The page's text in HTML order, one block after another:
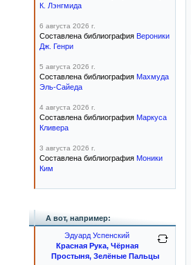
К. Лэнгмида
6 августа 2026 г.
Составлена библиография Вероники
Дж. Генри
5 августа 2026 г.
Составлена библиография Махмуда
Эль-Сайеда
4 августа 2026 г.
Составлена библиография Маркуса
Кливера
3 августа 2026 г.
Составлена библиография Моники
Ким
А вот, например:
Эдуард Успенский
Красная Рука, Чёрная
Простыня, Зелёные Пальцы